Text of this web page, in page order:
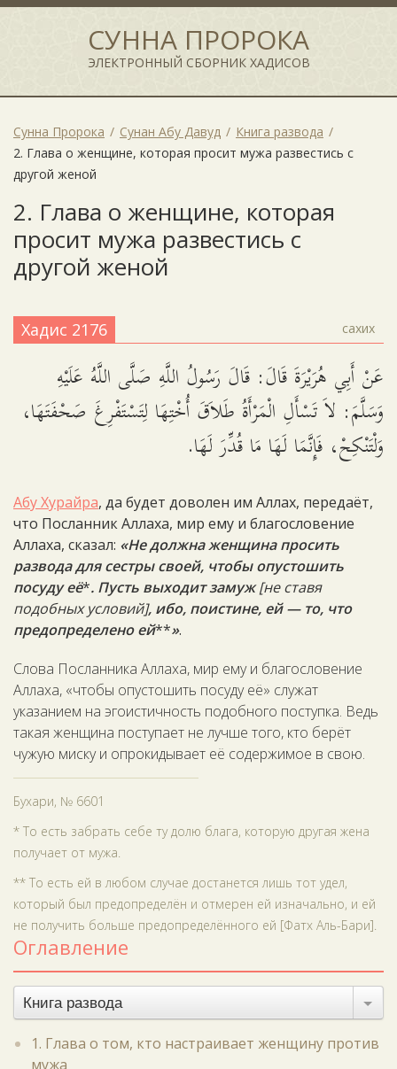
СУННА ПРОРОКА
ЭЛЕКТРОННЫЙ СБОРНИК ХАДИСОВ
Сунна Пророка Сунан Абу Давуд
Книга развода
2. Глава о женщине, которая просит мужа развестись с
другой женой
2. Глава о женщине, которая
просит мужа развестись с
другой женой
Хадис 2176 сахих
عَنْ أَبِي هُرَيْرَةَ قَالَ: قَالَ رَسُولُ اللَّهِ صَلَّى اللَّهُ عَلَيْهِ
وَسَلَّمَ: لاَ تَسْأَلِ الْمَرْأَةُ طَلاَقَ أُخْتِهَا لِتَسْتَفْرِغَ صَحْفَتَهَا،
وَلْتَنْكِحْ، فَإِنَّمَا لَهَا مَا قُدِّرَ لَهَا.
Абу Хурайра, да будет доволен им Аллах, передаёт,
что Посланник Аллаха, мир ему и благословение
Аллаха, сказал: «Не должна женщина просить
развода для сестры своей, чтобы опустошить
посуду её*. Пусть выходит замуж[не ставя
подобных условий], ибо, поистине, ей — то, что
предопределено ей**».
Слова Посланника Аллаха, мир ему и благословение
Аллаха, «чтобы опустошить посуду её» служат
указанием на эгоистичность подобного поступка. Ведь
такая женщина поступает не лучше того, кто берёт
чужую миску и опрокидывает её содержимое в свою.
Бухари, № 6601
* То есть забрать себе ту долю блага, которую другая жена
получает от мужа.
** То есть ей в любом случае достанется лишь тот удел,
который был предопределён и отмерен ей изначально, и ей
не получить больше предопределённого ей [Фатх Аль-Бари].
Оглавление
Книга развода
1. Глава о том, кто настраивает женщину против
мужа